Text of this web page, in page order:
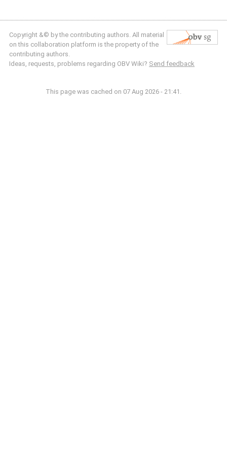
Copyright &© by the contributing authors. All material
on this collaboration platform is the property of the
contributing authors.
Ideas, requests, problems regarding OBV Wiki? Send feedback
This page was cached on 07 Aug 2026 - 21:41.